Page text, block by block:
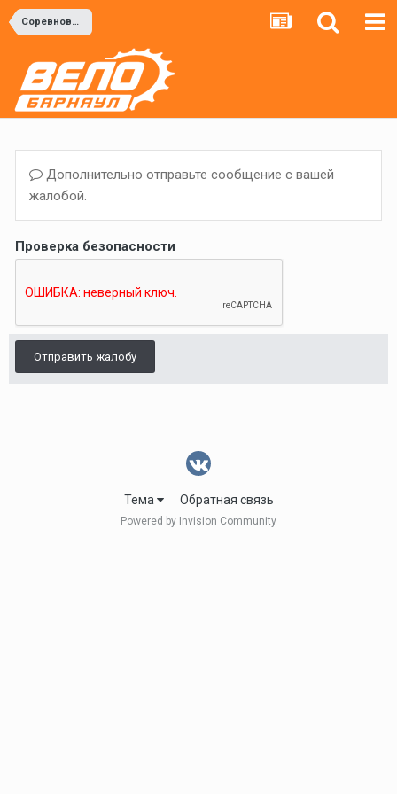
Соревнования
Дополнительно отправьте сообщение с вашей
жалобой.
Проверка безопасности
Отправить жалобу
Тема Обратная связь
Powered by Invision Community